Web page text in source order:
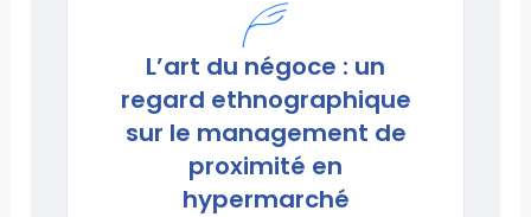
L’art du négoce : un
regard ethnographique
sur le management de
proximité en
hypermarché